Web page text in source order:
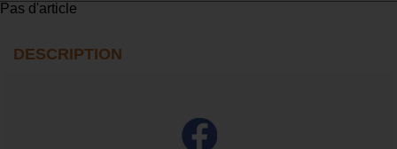
Pas d'article
DESCRIPTION